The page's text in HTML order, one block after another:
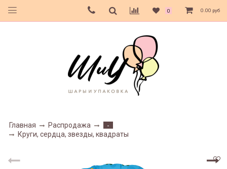
0 0.00 руб
Главная Распродажа
-
Круги, сердца, звезды, квадраты